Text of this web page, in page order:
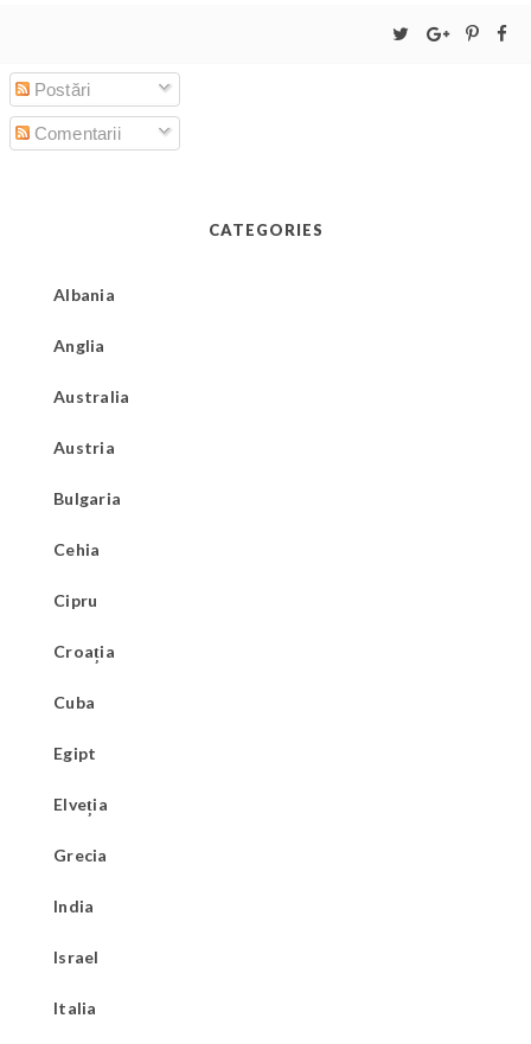
Postări
Comentarii
CATEGORIES
Albania
Anglia
Australia
Austria
Bulgaria
Cehia
Cipru
Croația
Cuba
Egipt
Elveția
Grecia
India
Israel
Italia